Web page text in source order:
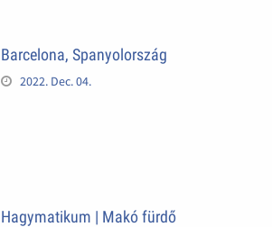
Barcelona, Spanyolország
2022. Dec. 04.
Hagymatikum | Makó fürdő